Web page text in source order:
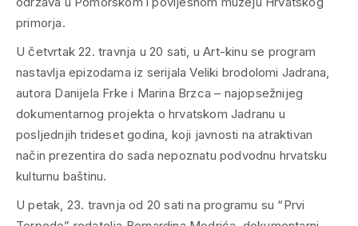
primorja.
U četvrtak 22. travnja u 20 sati, u Art-kinu se program
nastavlja epizodama iz serijala Veliki brodolomi Jadrana,
autora Danijela Frke i Marina Brzca – najopsežnijeg
dokumentarnog projekta o hrvatskom Jadranu u
posljednjih trideset godina, koji javnosti na atraktivan
način prezentira do sada nepoznatu podvodnu hrvatsku
kulturnu baštinu.
U petak, 23. travnja od 20 sati na programu su “Prvi